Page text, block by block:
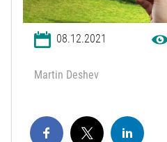
08.12.2021
Martin Deshev